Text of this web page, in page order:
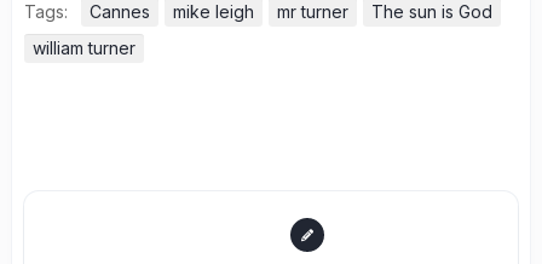
Tags: Cannes mike leigh mr turner
The sun is God
william turner